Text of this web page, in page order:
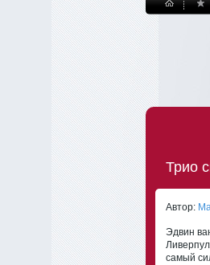
Трио
Автор:
Эдвин
самый